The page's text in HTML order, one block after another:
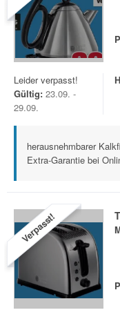
Leider verpasst!
Gültig: 23.09. -
29.09.
herausnehmbarer
Extra-Garantie bei
Verpasst!